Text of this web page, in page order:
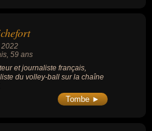
2022
, 59 ans
et journaliste français,
du volley-ball sur la chaîne
Tombe ►